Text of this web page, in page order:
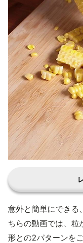
意外と簡単にできる
ちらの動画では、粒
形との2パターンを